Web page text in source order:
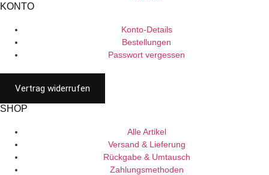
KONTO
Konto-Details
Bestellungen
Passwort vergessen
Vertrag widerrufen
SHOP
Alle Artikel
Versand & Lieferung
Rückgabe & Umtausch
Zahlungsmethoden